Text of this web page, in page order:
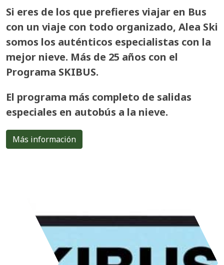
Si eres de los que prefieres viajar en Bus
con un viaje con todo organizado, Alea Ski
somos los auténticos especialistas con la
mejor nieve. Más de 25 años con el
Programa SKIBUS.
El programa más completo de salidas
especiales en autobús a la nieve.
Más información